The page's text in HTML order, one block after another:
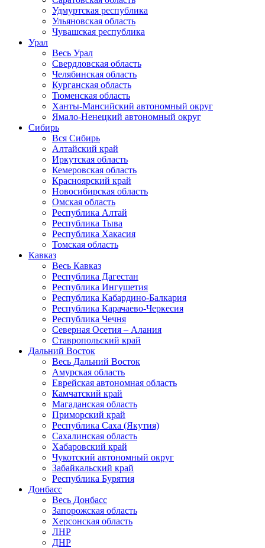
Удмуртская республика
Ульяновская область
Чувашская республика
Урал
Весь Урал
Свердловская область
Челябинская область
Курганская область
Тюменская область
Ханты-Мансийский автономный округ
Ямало-Ненецкий автономный округ
Сибирь
Вся Сибирь
Алтайский край
Иркутская область
Кемеровская область
Красноярский край
Новосибирская область
Омская область
Республика Алтай
Республика Тыва
Республика Хакасия
Томская область
Кавказ
Весь Кавказ
Республика Дагестан
Республика Ингушетия
Республика Кабардино-Балкария
Республика Карачаево-Черкесия
Республика Чечня
Северная Осетия – Алания
Ставропольский край
Дальний Восток
Весь Дальний Восток
Амурская область
Еврейская автономная область
Камчатский край
Магаданская область
Приморский край
Республика Саха (Якутия)
Сахалинская область
Хабаровский край
Чукотский автономный округ
Забайкальский край
Республика Бурятия
Донбасс
Весь Донбасс
Запорожская область
Херсонская область
ЛНР
ДНР